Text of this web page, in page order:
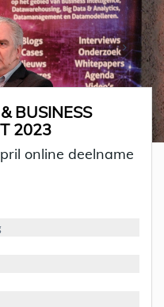
BUSINESS
2023
online deelname